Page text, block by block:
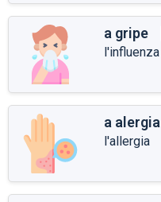
a gripe
l'influenza
a alergia
l'allergia